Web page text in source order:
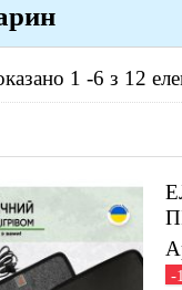
1 -6 з 12
-